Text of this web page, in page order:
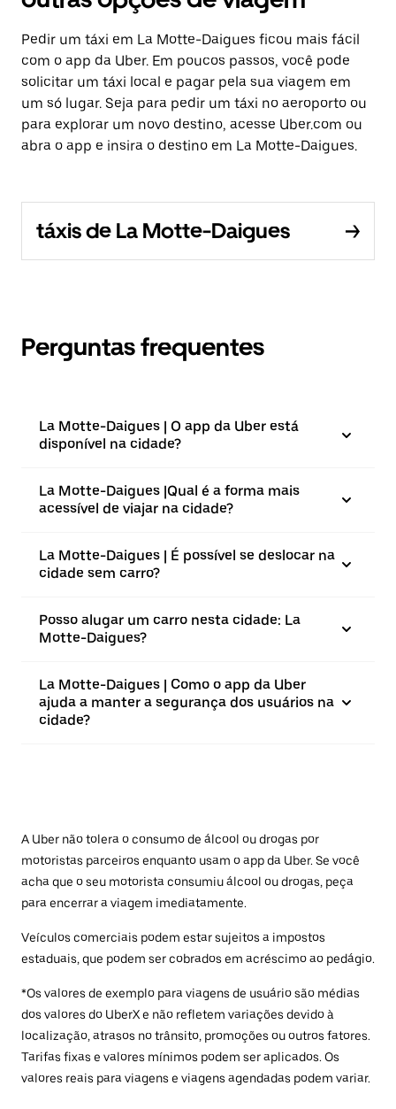
Pedir um táxi em La Motte-Daigues ficou mais fácil
com o app da Uber. Em poucos passos, você pode
solicitar um táxi local e pagar pela sua viagem em
um só lugar. Seja para pedir um táxi no aeroporto ou
para explorar um novo destino, acesse Uber.com ou
abra o app e insira o destino em La Motte-Daigues.
táxis de La Motte-Daigues
Perguntas frequentes
La Motte-Daigues | O app da Uber está
disponível na cidade?
La Motte-Daigues |⁠Qual é a forma mais
acessível de viajar na cidade?
La Motte-Daigues | É possível se deslocar na
cidade sem carro?
Posso alugar um carro nesta cidade: La
Motte-Daigues?
La Motte-Daigues | Como o app da Uber
ajuda a manter a segurança dos usuários na
cidade?
A Uber não tolera o consumo de álcool ou drogas por
motoristas parceiros enquanto usam o app da Uber. Se você
acha que o seu motorista consumiu álcool ou drogas, peça
para encerrar a viagem imediatamente.
Veículos comerciais podem estar sujeitos a impostos
estaduais, que podem ser cobrados em acréscimo ao pedágio.
*Os valores de exemplo para viagens de usuário são médias
dos valores do UberX e não refletem variações devido à
localização, atrasos no trânsito, promoções ou outros fatores.
Tarifas fixas e valores mínimos podem ser aplicados. Os
valores reais para viagens e viagens agendadas podem variar.